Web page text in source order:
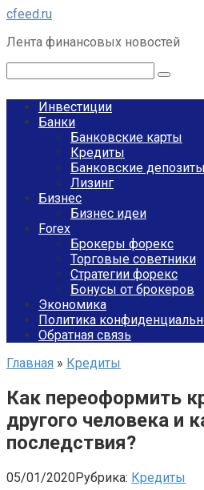
Перейти
контенту
cfeed.ru
Лента финансовых новостей
Инвестиции
Банки
Банковские карты
Кредиты
Банковские депозиты
Лизинг
Бизнес
Бизнес идеи
Forex
Брокеры форекс
Торговые советники
Стратегии форекс
Бонусы от брокеров
Экономика
Политика
Обратная связь
Главная » Кредиты
Как переоформить
другого человека и
последствия?
05/01/2020Рубрика: Кредиты